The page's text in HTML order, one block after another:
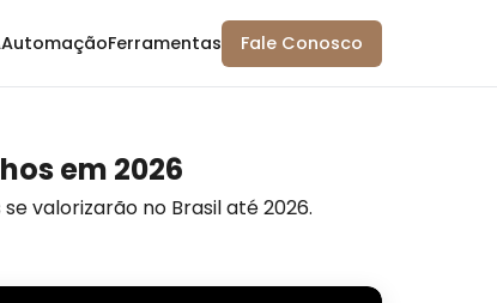
AutomaçãoFerramentas Fale Conosco
em 2026
valorizarão no Brasil até 2026.